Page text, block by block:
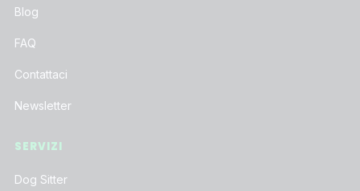
Blog
FAQ
Contattaci
Newsletter
SERVIZI
Dog Sitter